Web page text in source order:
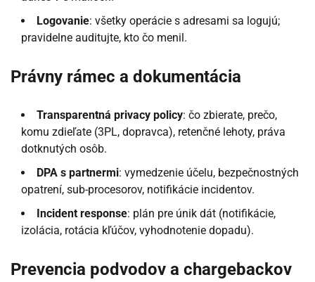
Logovanie: všetky operácie s adresami sa logujú;
pravidelne auditujte, kto čo menil.
Právny rámec a dokumentácia
Transparentná privacy policy: čo zbierate, prečo,
komu zdieľate (3PL, dopravca), retenčné lehoty, práva
dotknutých osôb.
DPA s partnermi: vymedzenie účelu, bezpečnostných
opatrení, sub-procesorov, notifikácie incidentov.
Incident response: plán pre únik dát (notifikácie,
izolácia, rotácia kľúčov, vyhodnotenie dopadu).
Prevencia podvodov a chargebackov